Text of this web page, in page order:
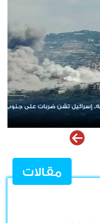
العرب عبر مبادرات نوعية
مقالات